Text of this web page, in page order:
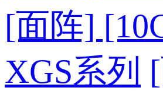
[面阵]
XGS系列